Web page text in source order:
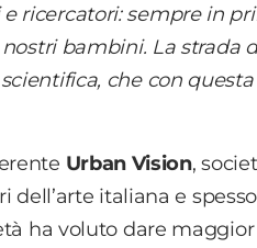
ricercatori: sempre in
bambini. La strada
che con
Urban Vision,
dell’arte italiana e
ha voluto dare